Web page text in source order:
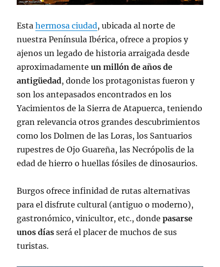
Estahermosa ciudad, ubicada al norte de
nuestra Península Ibérica, ofrece a propios y
ajenos un legado de historia arraigada desde
aproximadamenteun millón de años de
antigüedad, donde los protagonistas fueron y
son los antepasados encontrados en los
Yacimientos de la Sierra de Atapuerca, teniendo
gran relevancia otros grandes descubrimientos
como los Dolmen de las Loras, los Santuarios
rupestres de Ojo Guareña, las Necrópolis de la
edad de hierro o huellas fósiles de dinosaurios.
Burgos ofrece infinidad de rutas alternativas
para el disfrute cultural (antiguo o moderno),
gastronómico, vinicultor, etc., dondepasarse
unos días será el placer de muchos de sus
turistas.